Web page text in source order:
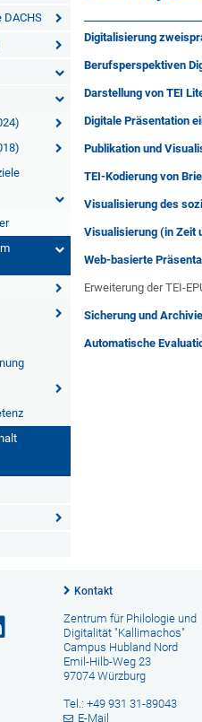
DACHS
Digitalisierung
Berufsperspektiven
Darstellung von TEI
Digitale Präsentation
Publikation und
TEI-Kodierung von
Visualisierung des
Visualisierung (in Zeit
Web-basierte
Erweiterung der TEI-
Sicherung und
Automatische
Kontakt
Zentrum für Philologie und
Digitalität "Kallimachos"
Campus Hubland Nord
Emil-Hilb-Weg 23
97074 Würzburg
Tel.: +49 931 31-89043
E-Mail